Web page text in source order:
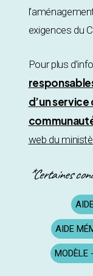
exigences du
Pour plus
d’un
web du
*Certaines
AIDE
MODÈLE